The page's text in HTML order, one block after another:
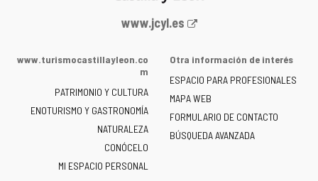
Portal
la
de
Castilla
y
León
-
www.jcyl.es
www.turismocastillayleon.co
m
PATRIMONIO Y CULTURA
ENOTURISMO Y GASTRONOMÍA
NATURALEZA
CONÓCELO
MI ESPACIO PERSONAL
Otra información de interés
ESPACIO PARA PROFESIONALES
MAPA WEB
FORMULARIO DE CONTACTO
BÚSQUEDA AVANZADA